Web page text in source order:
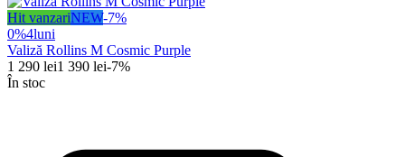
Hit vanzariNEW-7%
0%4luni
Valiză Rollins M Cosmic Purple
1 290 lei1 390 lei-7%
În stoc